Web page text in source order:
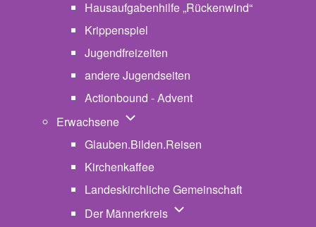
Hausaufgabenhilfe „Rückenwind“
Krippenspiel
Jugendfreizeiten
andere Jugendseiten
Actionbound - Advent
Erwachsene Unternavigation von Erwachsene
Glauben.Bilden.Reisen
Kirchenkaffee
Landeskirchliche Gemeinschaft
Der Männerkreis Unternavigation von Der